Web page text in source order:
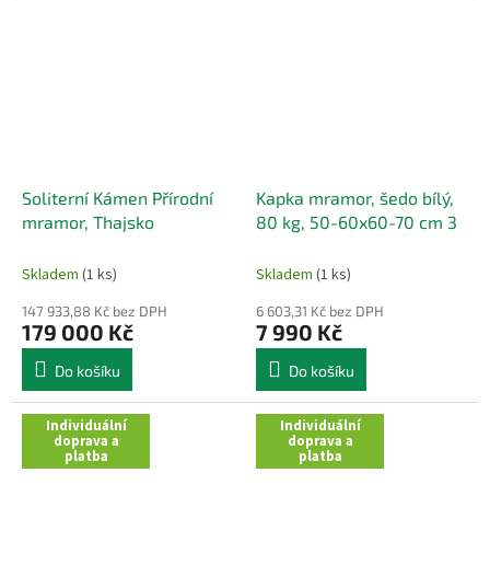
Soliterní Kámen Přírodní
mramor, Thajsko
Skladem (1 ks)
147 933,88 Kč bez DPH
179 000 Kč
Do košíku
Kapka mramor, šedo bílý,
80 kg, 50-60x60-70 cm 3
Skladem (1 ks)
6 603,31 Kč bez DPH
7 990 Kč
Do košíku
Individuální
doprava a
platba
Individuální
doprava a
platba